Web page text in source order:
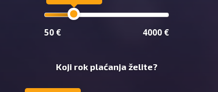
50 € 4000 €
Koji rok plaćanja želite?